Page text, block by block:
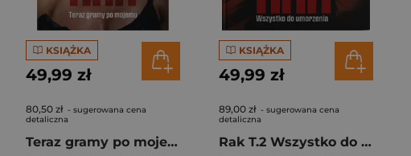
KSIĄŻKA
49,99 zł
80,50 zł - sugerowana cena
detaliczna
Teraz gramy po mojemu. Rak. Tom 3
KSIĄŻKA
49,99 zł
89,00 zł - sugerowana cena
detaliczna
Rak T.2 Wszystko do umorzenia w.2 BR